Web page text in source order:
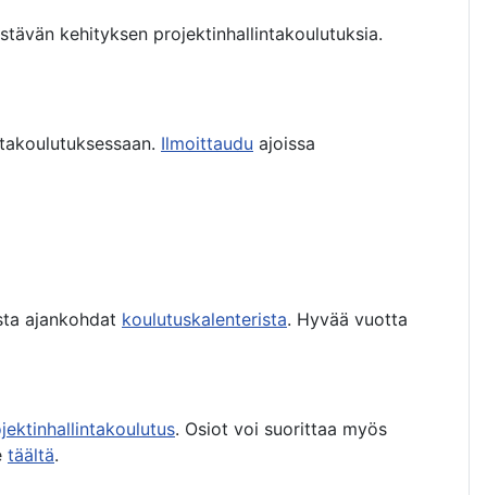
kehityksen projektinhallintakoulutuksia.
Ilmoittaudu ajoissa
ajankohdat koulutuskalenterista. Hyvää vuotta
. Osiot voi suorittaa myös
täältä.